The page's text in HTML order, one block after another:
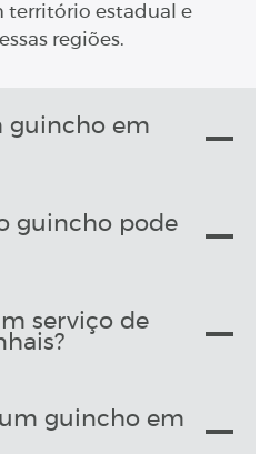
território estadual e
regiões.
guincho em
guincho pode
serviço de
guincho em